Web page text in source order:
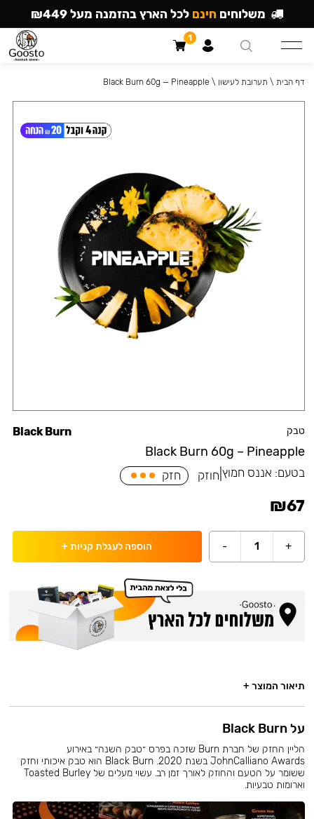
טבק
Black Burn 60g – Pineapple
Black Burn
בטעם: אננס חמוץ חוזק חזק
₪67
+
1
- הוספה לעגלת קניות +
דף הבית \ תערובת לעישון \
Black Burn 60g — Pineapple
תיאור המוצר +
על Black Burn
הליין החזק של חברת Burn שזכה בפרס ״טבק השנה״ באירוע
JohnCalliano Awards בשנת 2020. Black Burn הוא טבק איכותי וחזק
ששומר על הטעם והחוזק לאורך זמן רב. עשוי מעלים של Toasted Burley
וארומות טבעיות.
משלוחים חינם לכל הארץ בהזמנה מעל ₪449
1